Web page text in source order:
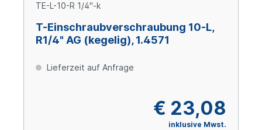
TE-L-10-R 1/4"-k
T-Einschraubverschraubung 10-L,
R1/4" AG (kegelig), 1.4571
Lieferzeit auf Anfrage
€ 23,08
inklusive Mwst.